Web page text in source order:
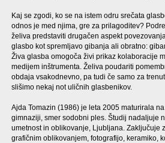
Kaj se zgodi, ko se na istem odru srečata
odnos je med njima, gre za prilagoditev?
želiva predstaviti drugačen aspekt
glasbo kot spremljavo gibanja ali obratno:
Živa glasba omogoča živi prikaz kolaboracije
medijem inštrumenta. Želiva poudariti
obdaja vsakodnevno, pa tudi če samo za
slišimo nekaj not uličnih glasbenikov.
Ajda Tomazin (1986) je leta 2005 maturirala
gimnaziji, smer sodobni ples. Študij nadaljuje
umetnost in oblikovanje, Ljubljana. Zaključuje
grafičnim oblikovanjem, fotografijo, keramiko,